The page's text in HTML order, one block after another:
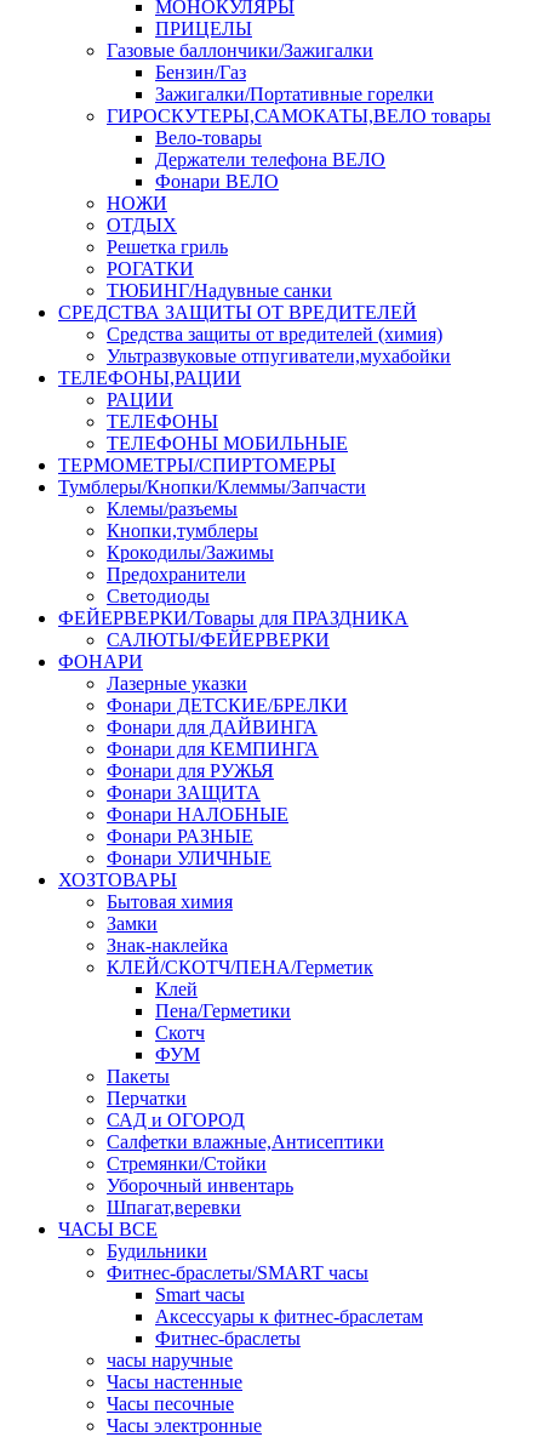
МОНОКУЛЯРЫ
ПРИЦЕЛЫ
Газовые баллончики/Зажигалки
Бензин/Газ
Зажигалки/Портативные горелки
ГИРОСКУТЕРЫ,САМОКАТЫ,ВЕЛО товары
Вело-товары
Держатели телефона ВЕЛО
Фонари ВЕЛО
НОЖИ
ОТДЫХ
Решетка гриль
РОГАТКИ
ТЮБИНГ/Надувные санки
СРЕДСТВА ЗАЩИТЫ ОТ ВРЕДИТЕЛЕЙ
Средства защиты от вредителей (химия)
Ультразвуковые отпугиватели,мухабойки
ТЕЛЕФОНЫ,РАЦИИ
РАЦИИ
ТЕЛЕФОНЫ
ТЕЛЕФОНЫ МОБИЛЬНЫЕ
ТЕРМОМЕТРЫ/СПИРТОМЕРЫ
Тумблеры/Кнопки/Клеммы/Запчасти
Клемы/разъемы
Кнопки,тумблеры
Крокодилы/Зажимы
Предохранители
Светодиоды
ФЕЙЕРВЕРКИ/Товары для ПРАЗДНИКА
САЛЮТЫ/ФЕЙЕРВЕРКИ
ФОНАРИ
Лазерные указки
Фонари ДЕТСКИЕ/БРЕЛКИ
Фонари для ДАЙВИНГА
Фонари для КЕМПИНГА
Фонари для РУЖЬЯ
Фонари ЗАЩИТА
Фонари НАЛОБНЫЕ
Фонари РАЗНЫЕ
Фонари УЛИЧНЫЕ
ХОЗТОВАРЫ
Бытовая химия
Замки
Знак-наклейка
КЛЕЙ/СКОТЧ/ПЕНА/Герметик
Клей
Пена/Герметики
Скотч
ФУМ
Пакеты
Перчатки
САД и ОГОРОД
Салфетки влажные,Антисептики
Стремянки/Стойки
Уборочный инвентарь
Шпагат,веревки
ЧАСЫ ВСЕ
Будильники
Фитнес-браслеты/SMART часы
Smart часы
Аксессуары к фитнес-браслетам
Фитнес-браслеты
часы наручные
Часы настенные
Часы песочные
Часы электронные